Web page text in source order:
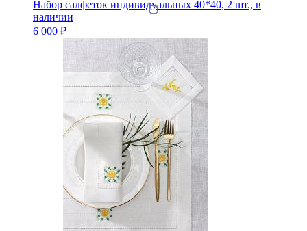
Набор салфеток индивидуальных 40*40, 2 шт., в
наличии
6 000 ₽